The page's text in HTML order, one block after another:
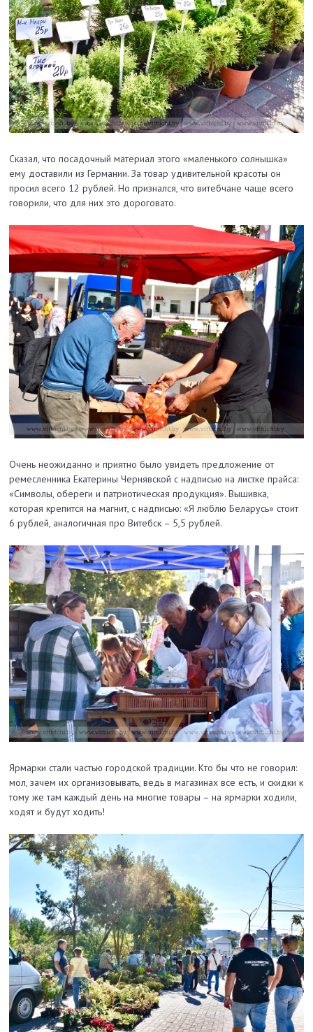
Сказал, что посадочный материал этого «маленького солнышка»
ему доставили из Германии. За товар удивительной красоты он
просил всего 12 рублей. Но признался, что витебчане чаще всего
говорили, что для них это дороговато.
Очень неожиданно и приятно было увидеть предложение от
ремесленника Екатерины Чернявской с надписью на листке прайса:
«Символы, обереги и патриотическая продукция». Вышивка,
которая крепится на магнит, с надписью: «Я люблю Беларусь» стоит
6 рублей, аналогичная про Витебск – 5,5 рублей.
Ярмарки стали частью городской традиции. Кто бы что не говорил:
мол, зачем их организовывать, ведь в магазинах все есть, и скидки к
тому же там каждый день на многие товары – на ярмарки ходили,
ходят и будут ходить!